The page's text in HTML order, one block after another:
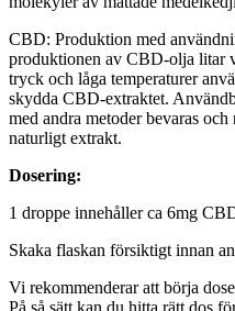
CBD: Produktion med
produktionen av CBD-olja litar
tryck och låga temperaturer
skydda CBD-extraktet.
med andra metoder bevaras
naturligt extrakt.
Dosering:
1 droppe innehåller ca 6mg
Skaka flaskan försiktigt innan
Vi rekommenderar att börja
På så sätt kan du hitta rätt dos